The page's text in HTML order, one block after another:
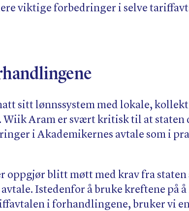
viktige forbedringer i selve
sitt lønnssystem med lokale,
Aram er svært kritisk til at staten
i Akademikernes avtale som i
oppgjør blitt møtt med krav fra staten
Istedenfor å bruke kreftene på
i forhandlingene, bruker vi